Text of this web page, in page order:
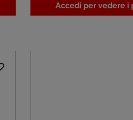
Accedi per vedere i